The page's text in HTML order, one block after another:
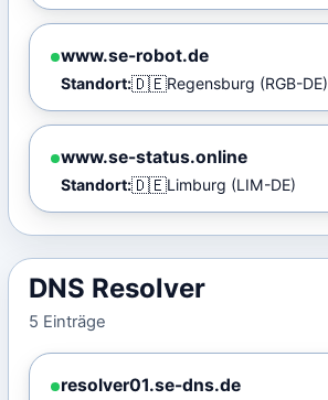
www.se-robot.de
Standort:🇩🇪Regensburg (RGB-DE)
www.se-status.online
Standort:🇩🇪Limburg (LIM-DE)
DNS Resolver
5 Einträge
resolver01.se-dns.de